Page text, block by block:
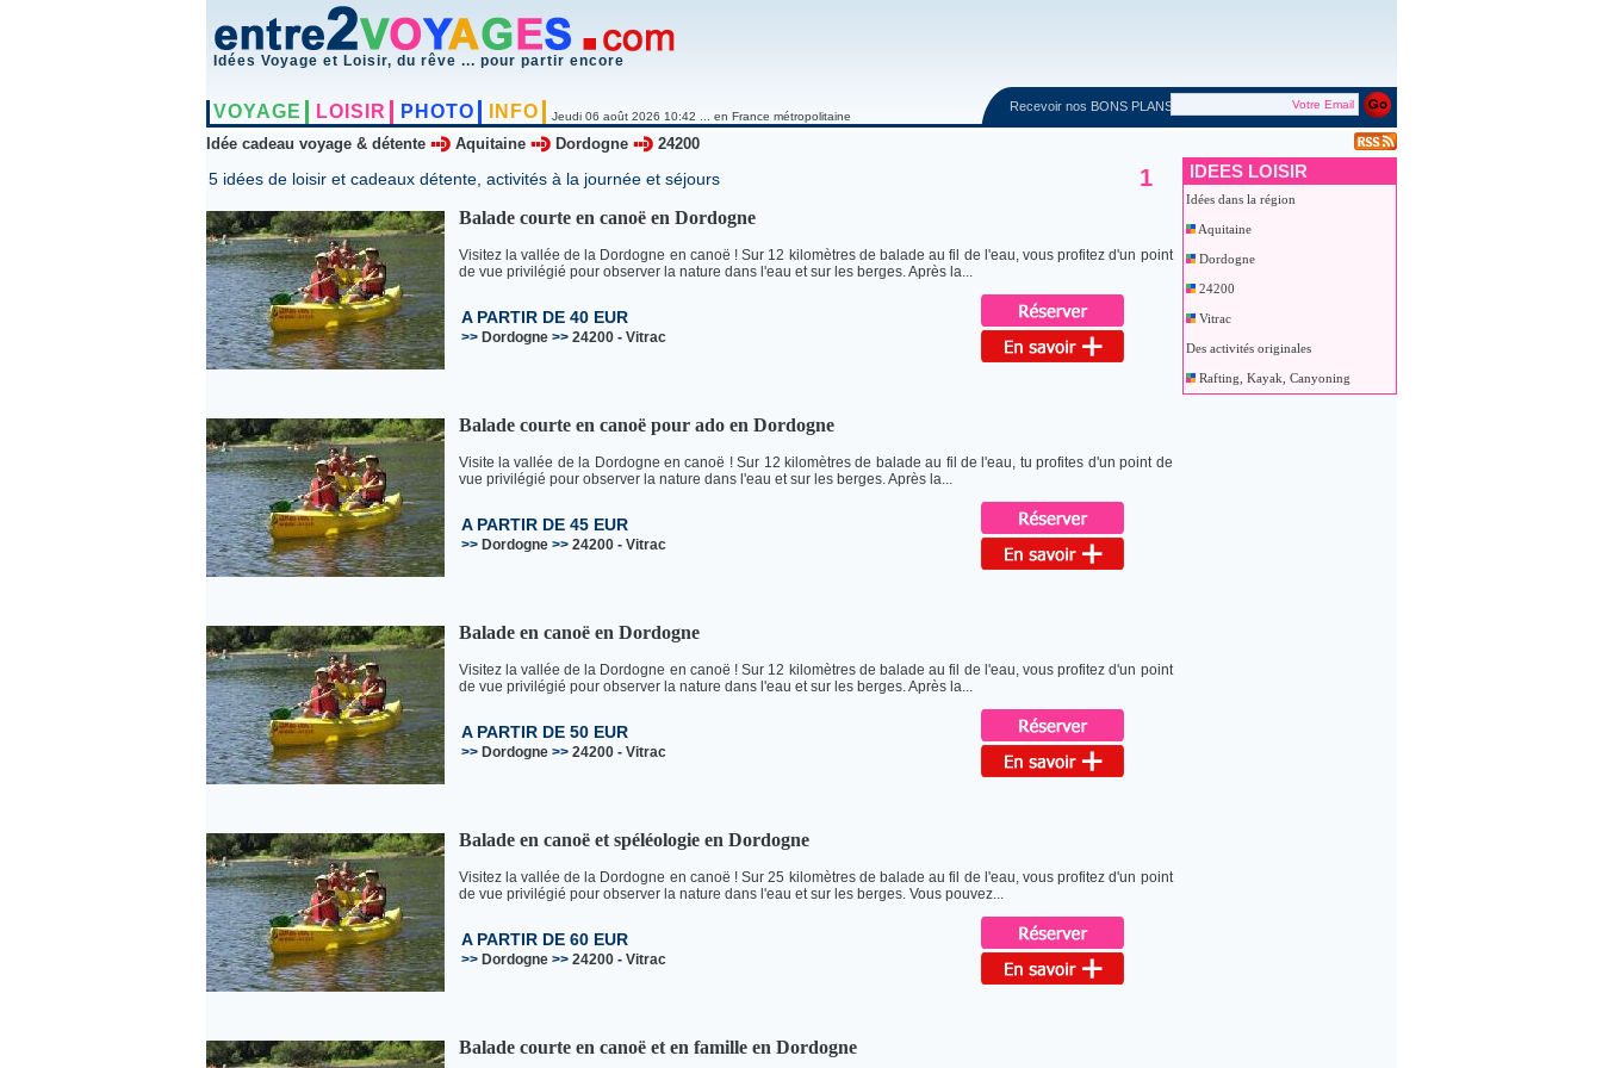
Idées Voyage et Loisir, du rêve ... pour partir encore
VOYAGE LOISIR PHOTO INFO Jeudi 06 août 2026 10:42 ... en France métropolitaine
Recevoir nos BONS PLANS
Idée cadeau voyage & détente Aquitaine Dordogne 24200
IDEES LOISIR
Idées dans la région
Aquitaine
Dordogne
24200
Vitrac
Des activités originales
Rafting, Kayak, Canyoning
5 idées de loisir et cadeaux détente, activités à la journée et séjours 1
Balade courte en canoë en Dordogne
Visitez la vallée de la Dordogne en canoë ! Sur 12 kilomètres de balade au fil de l'eau, vous profitez d'un point
de vue privilégié pour observer la nature dans l'eau et sur les berges. Après la...
A PARTIR DE 40 EUR
>> Dordogne>> 24200- Vitrac
Balade courte en canoë pour ado en Dordogne
Visite la vallée de la Dordogne en canoë ! Sur 12 kilomètres de balade au fil de l'eau, tu profites d'un point de
vue privilégié pour observer la nature dans l'eau et sur les berges. Après la...
A PARTIR DE 45 EUR
>> Dordogne>> 24200- Vitrac
Balade en canoë en Dordogne
Visitez la vallée de la Dordogne en canoë ! Sur 12 kilomètres de balade au fil de l'eau, vous profitez d'un point
de vue privilégié pour observer la nature dans l'eau et sur les berges. Après la...
A PARTIR DE 50 EUR
>> Dordogne>> 24200- Vitrac
Balade en canoë et spéléologie en Dordogne
Visitez la vallée de la Dordogne en canoë ! Sur 25 kilomètres de balade au fil de l'eau, vous profitez d'un point
de vue privilégié pour observer la nature dans l'eau et sur les berges. Vous pouvez...
A PARTIR DE 60 EUR
>> Dordogne>> 24200- Vitrac
Balade courte en canoë et en famille en Dordogne